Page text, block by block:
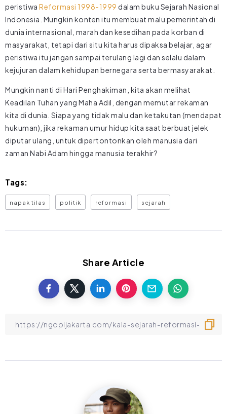
peristiwa Reformasi 1998-1999 dalam buku Sejarah Nasional
Indonesia. Mungkin konten itu membuat malu pemerintah di
dunia internasional, marah dan kesedihan pada korban di
masyarakat, tetapi dari situ kita harus dipaksa belajar, agar
peristiwa itu jangan sampai terulang lagi dan selalu dalam
kejujuran dalam kehidupan bernegara serta bermasyarakat.
Mungkin nanti di Hari Penghakiman, kita akan melihat
Keadilan Tuhan yang Maha Adil, dengan memutar rekaman
kita di dunia. Siapa yang tidak malu dan ketakutan (mendapat
hukuman), jika rekaman umur hidup kita saat berbuat jelek
diputar ulang, untuk dipertontonkan oleh manusia dari
zaman Nabi Adam hingga manusia terakhir?
Tags:
napak tilas politik reformasi sejarah
Share Article